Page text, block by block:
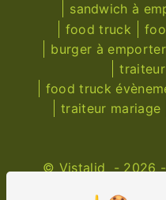
sandwich à
food truck
burger à emporter
food truck
traiteur mariage
©Vistalid- 2026 -